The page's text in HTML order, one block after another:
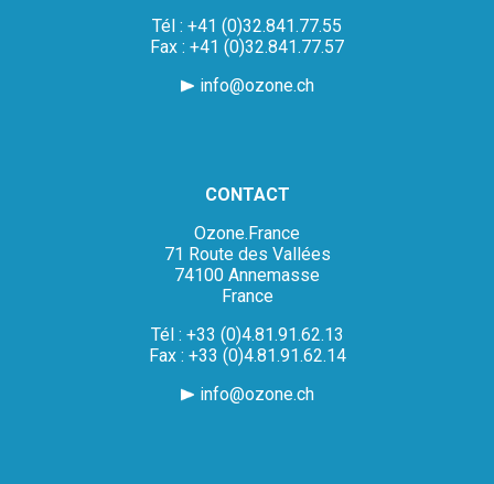
Tél : +41 (0)32.841.77.55
Fax : +41 (0)32.841.77.57
info@ozone.ch
CONTACT
Ozone.France
71 Route des Vallées
74100 Annemasse
France
Tél : +33 (0)4.81.91.62.13
Fax : +33 (0)4.81.91.62.14
info@ozone.ch